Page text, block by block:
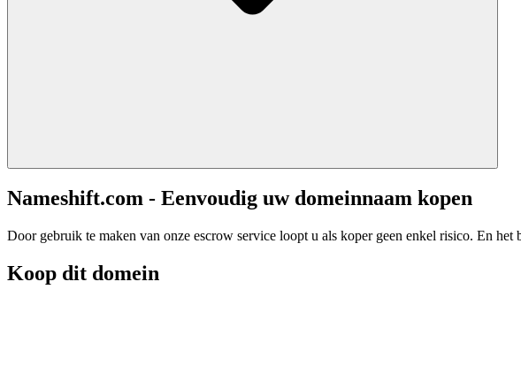
Nameshift.com - Eenvoudig uw domeinnaam kopen
Door gebruik te maken van onze escrow service loopt u als koper geen enkel risico. En
Koop dit domein